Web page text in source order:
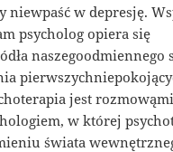
niewpaść w depresję.
psycholog opiera się
naszegoodmiennego
jest
w której
świata